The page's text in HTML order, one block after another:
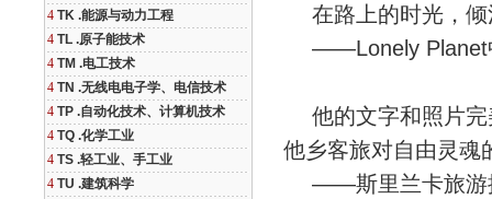
4 TK .能源与动力工程
4 TL .原子能技术
4 TM .电工技术
4 TN .无线电电子学、电信技术
4 TP .自动化技术、计算机技术
4 TQ .化学工业
4 TS .轻工业、手工业
4 TU .建筑科学
在路上的时光，倾
——Lonely Planet
他的文字和照片完
他乡客旅对自由灵魂
——斯里兰卡旅游